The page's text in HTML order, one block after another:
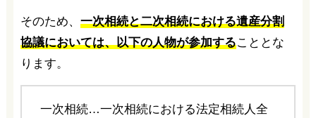
そのため、 一次相続と二次相続における遺産分割
協議においては、以下の人物が参加することとな
ります。
一次相続…一次相続における法定相続人全